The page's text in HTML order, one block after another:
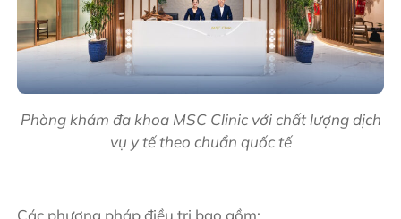
Phòng khám đa khoa MSC Clinic với chất lượng dịch
vụ y tế theo chuẩn quốc tế